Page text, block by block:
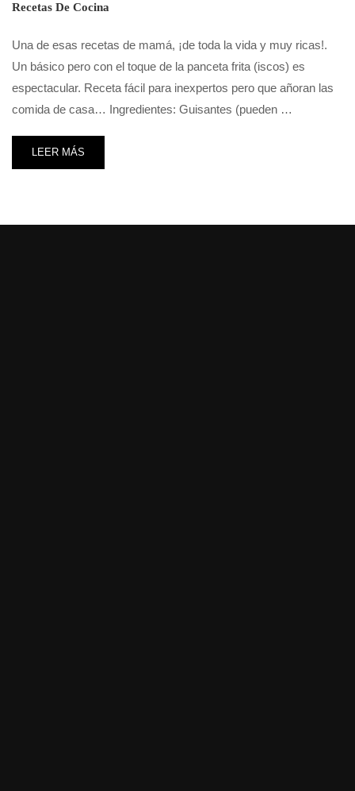
Recetas De Cocina
Una de esas recetas de mamá, ¡de toda la vida y muy ricas!.
Un básico pero con el toque de la panceta frita (iscos) es
espectacular. Receta fácil para inexpertos pero que añoran las
comida de casa… Ingredientes: Guisantes (pueden …
LEER MÁS